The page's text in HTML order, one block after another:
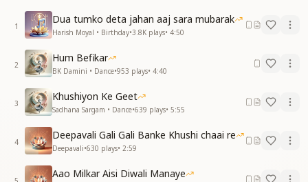
Keep showering pearls of happiness
Keep showering pearls of happiness
Keep flying high and lifting others too
Keep flying high and lifting others too
संगम का एक पल भी खोना नहीं
बीज व्यर्थ कर्मों का बोना नहीं
संगम का एक पल भी खोना नहीं
बीज व्यर्थ कर्मों का बोना नहीं
Do not waste even a single moment of this
confluence age
Do not sow the seeds of fruitless actions
1
Dua tumko deta jahan aaj sara mubarak
Harish Moyal • Birthday•3.8K plays• 4:50
2
Hum Befikar
BK Damini • Dance•953 plays• 4:40
3
Khushiyon Ke Geet
Sadhana Sargam • Dance•639 plays• 5:55
4
Deepavali Gali Gali Banke Khushi chaai re
Deepavali•630 plays• 2:59
Aao Milkar Aisi Diwali Manaye